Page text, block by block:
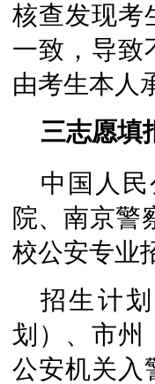
核查发现考
一致，导致
由考生本人
三志愿填
中国人
院、南京警
校公安专业
招生计
划）、市州
公安机关入